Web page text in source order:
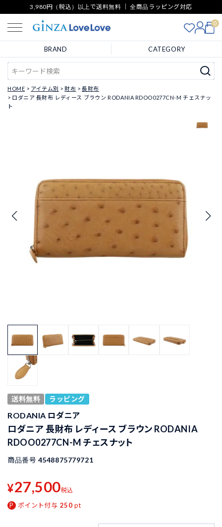
3,980円（税込）以上で送料無料 ｜ 全商品ラッピング対応
0
BRAND CATEGORY
HOME アイテム別 財布
長財布
ロダニア 長財布 レディース ブラウン RODANIA RDOO0277CN-M チェスナッ
ト
送料無料 ラッピング
RODANIA ロダニア
ロダニア 長財布 レディース ブラウン RODANIA
RDOO0277CN-M チェスナット
商品番号 4548875779721
¥27,500税込
ポイント付与 250 pt